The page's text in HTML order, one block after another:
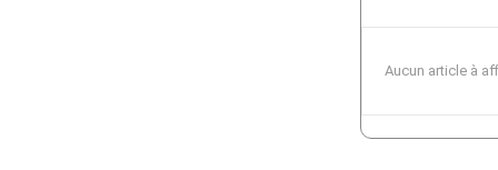
Aucun article à